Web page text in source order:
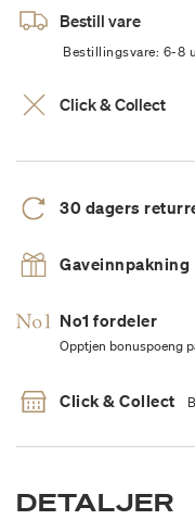
Bestill vare
Bestillingsvare: 6-8
Click & Collect
30 dagers
Gaveinnpakning
No1 fordeler
Opptjen bonuspoeng
Click & Collect
DETALJER